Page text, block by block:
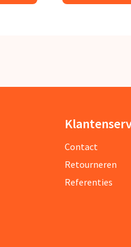
Contact
Retourneren
Referenties